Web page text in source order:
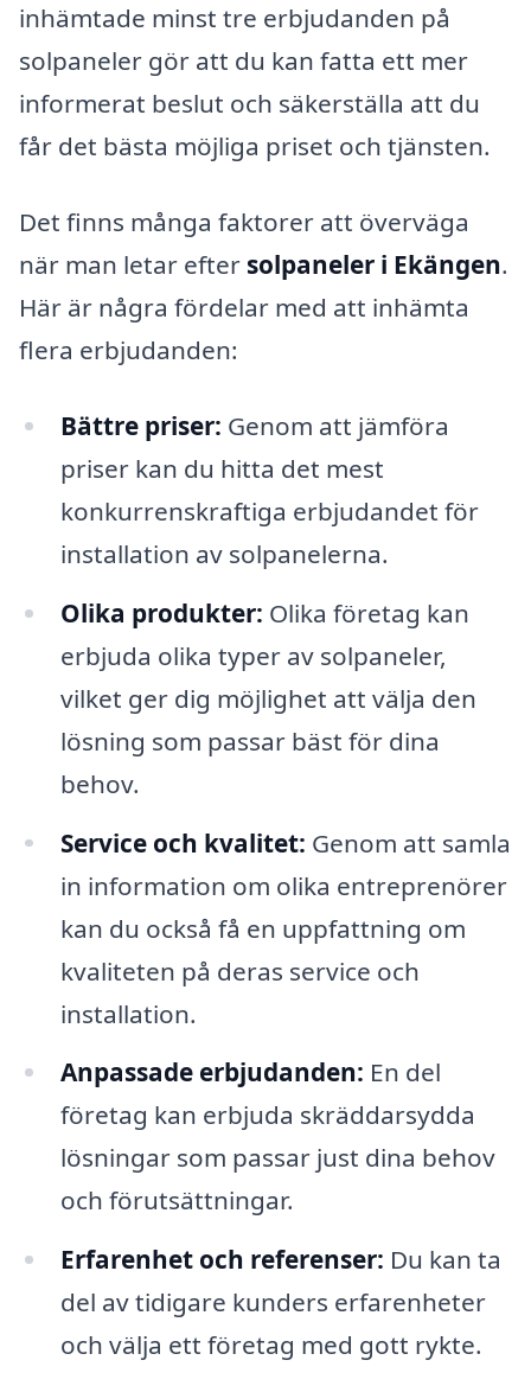
inhämtade minst tre erbjudanden på
solpaneler gör att du kan fatta ett mer
informerat beslut och säkerställa att du
får det bästa möjliga priset och tjänsten.
Det finns många faktorer att överväga
när man letar efter solpaneler i Ekängen.
Här är några fördelar med att inhämta
flera erbjudanden:
Bättre priser: Genom att jämföra
priser kan du hitta det mest
konkurrenskraftiga erbjudandet för
installation av solpanelerna.
Olika produkter: Olika företag kan
erbjuda olika typer av solpaneler,
vilket ger dig möjlighet att välja den
lösning som passar bäst för dina
behov.
Service och kvalitet: Genom att samla
in information om olika entreprenörer
kan du också få en uppfattning om
kvaliteten på deras service och
installation.
Anpassade erbjudanden: En del
företag kan erbjuda skräddarsydda
lösningar som passar just dina behov
och förutsättningar.
Erfarenhet och referenser: Du kan ta
del av tidigare kunders erfarenheter
och välja ett företag med gott rykte.